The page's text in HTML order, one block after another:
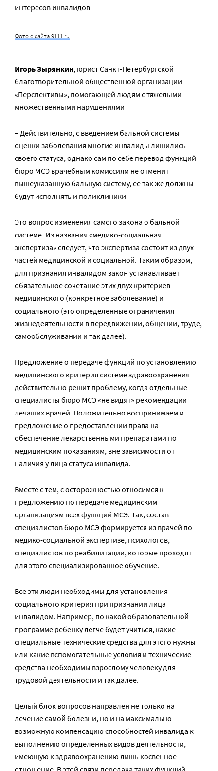
интересов инвалидов.
Фото с сайта 9111.ru
Игорь Зырянкин, юрист Санкт-Петербургской
благотворительной общественной организации
«Перспективы», помогающей людям с тяжелыми
множественными нарушениями
– Действительно, с введением бальной системы
оценки заболевания многие инвалиды лишились
своего статуса, однако сам по себе перевод функций
бюро МСЭ врачебным комиссиям не отменит
вышеуказанную бальную систему, ее так же должны
будут исполнять и поликлиники.
Это вопрос изменения самого закона о бальной
системе. Из названия «медико-социальная
экспертиза» следует, что экспертиза состоит из двух
частей медицинской и социальной. Таким образом,
для признания инвалидом закон устанавливает
обязательное сочетание этих двух критериев –
медицинского (конкретное заболевание) и
социального (это определенные ограничения
жизнедеятельности в передвижении, общении, труде,
самообслуживании и так далее).
Предложение о передаче функций по установлению
медицинского критерия системе здравоохранения
действительно решит проблему, когда отдельные
специалисты бюро МСЭ «не видят» рекомендации
лечащих врачей. Положительно воспринимаем и
предложение о предоставлении права на
обеспечение лекарственными препаратами по
медицинским показаниям, вне зависимости от
наличия у лица статуса инвалида.
Вместе с тем, с осторожностью относимся к
предложению по передаче медицинским
организациям всех функций МСЭ. Так, состав
специалистов бюро МСЭ формируется из врачей по
медико-социальной экспертизе, психологов,
специалистов по реабилитации, которые проходят
для этого специализированное обучение.
Все эти люди необходимы для установления
социального критерия при признании лица
инвалидом. Например, по какой образовательной
программе ребенку легче будет учиться, какие
специальные технические средства для этого нужны
или какие вспомогательные условия и технические
средства необходимы взрослому человеку для
трудовой деятельности и так далее.
Целый блок вопросов направлен не только на
лечение самой болезни, но и на максимально
возможную компенсацию способностей инвалида к
выполнению определенных видов деятельности,
имеющую к здравоохранению лишь косвенное
отношение. В этой связи передача таких функций